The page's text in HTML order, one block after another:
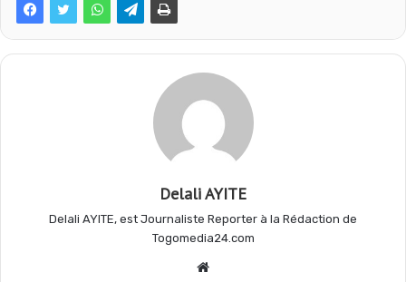
b s
a
m
Delali AYITE
Delali AYITE, est Journaliste Reporter à la Rédaction de
Togomedia24.com
Website